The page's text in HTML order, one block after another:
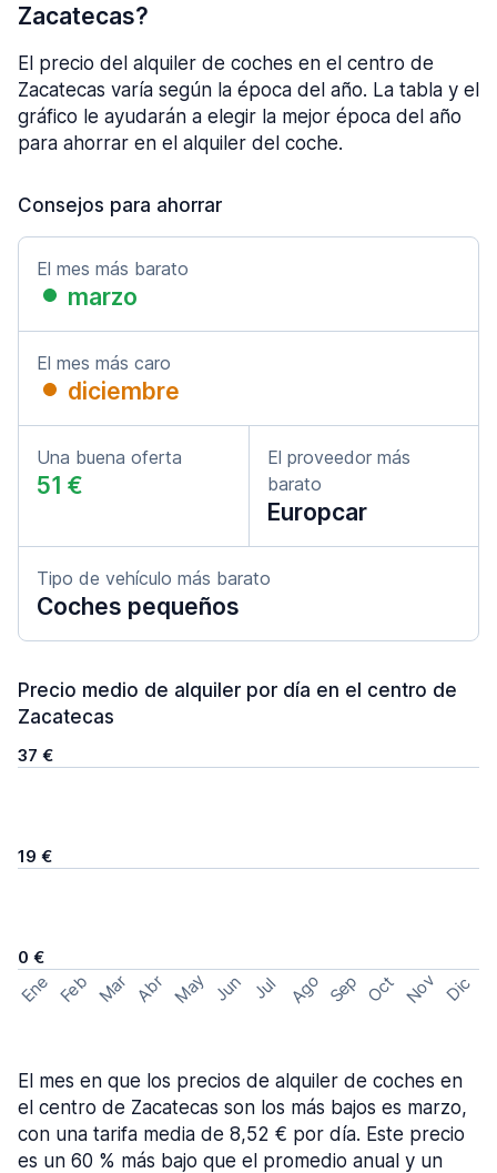
Zacatecas?
El precio del alquiler de coches en el centro de
Zacatecas varía según la época del año. La tabla y el
gráfico le ayudarán a elegir la mejor época del año
para ahorrar en el alquiler del coche.
Consejos para ahorrar
El mes más barato
marzo
El mes más caro
diciembre
Una buena oferta
51 €
El proveedor más
barato
Europcar
Tipo de vehículo más barato
Coches pequeños
Precio medio de alquiler por día en el centro de
Zacatecas
37 €
19 €
0 €
Ene Feb Mar Abr May Jun Jul Ago Sep Oct Nov Dic
El mes en que los precios de alquiler de coches en
el centro de Zacatecas son los más bajos es marzo,
con una tarifa media de 8,52 € por día. Este precio
es un 60 % más bajo que el promedio anual y un